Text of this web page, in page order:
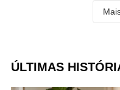
ÚLTIMAS